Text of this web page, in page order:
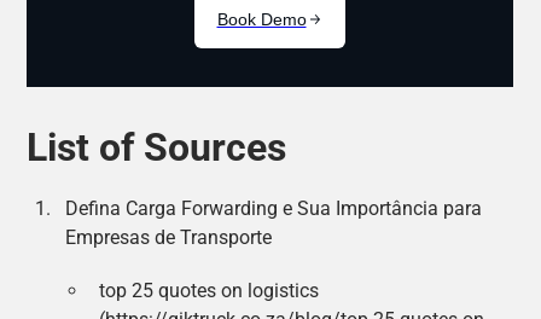
List of Sources
Defina Carga Forwarding e Sua Importância para
Empresas de Transporte
top 25 quotes on logistics